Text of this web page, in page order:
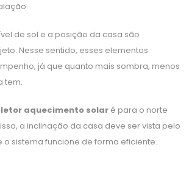
de sol e a posição da casa são
Nesse sentido, esses elementos
já que quanto mais sombra, menos
tem.
aquecimento solar é para o norte
a inclinação da casa deve ser vista pelo
o sistema funcione de forma eficiente.